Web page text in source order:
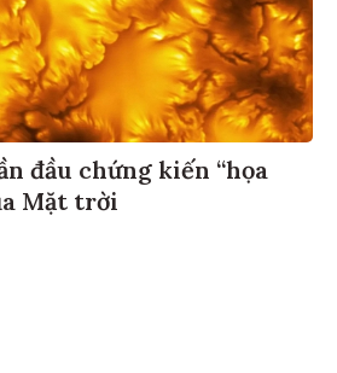
đầu chứng kiến “họa
Mặt trời